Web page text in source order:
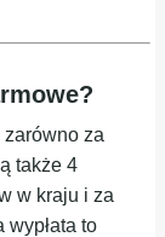
zarówno za
także 4
w kraju i za
to